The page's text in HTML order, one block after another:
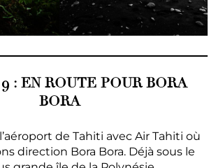
: EN ROUTE POUR BORA
BORA
de Tahiti avec Air Tahiti où
direction Bora Bora. Déjà sous le